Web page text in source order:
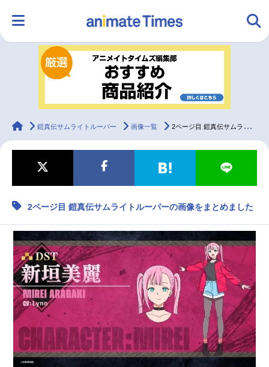
ランキング アニメ
ラジオ グッズ
マンガ・ラノベ ゲーム・アプリ 音楽 コスプレ
配信・Vtuber 無料マンガ
最新記事一覧
アニメ記事一覧 声優記事一覧
アニメ映画一覧 実写化映画一覧
今期アニメ曜日別一覧
春アニメ 夏アニメ
animateTimes
鎧真伝サムライトルーパー 画像一覧 2ページ目 鎧真伝サムライトルーパーの画像をまとめました
2ページ目 鎧真伝サムライトルーパーの画像をまとめました